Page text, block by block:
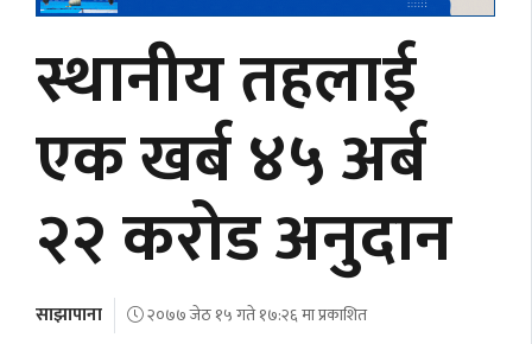
जीवनशैली
मनोरञ्जन/
साहित्य
अर्थ
अन्तरवार्ता
स्थानीय तहलाई
एक खर्ब ४५ अर्ब
२२ करोड अनुदान
साझापाना २०७७ जेठ १५ गते १७:२६ मा प्रकाशित